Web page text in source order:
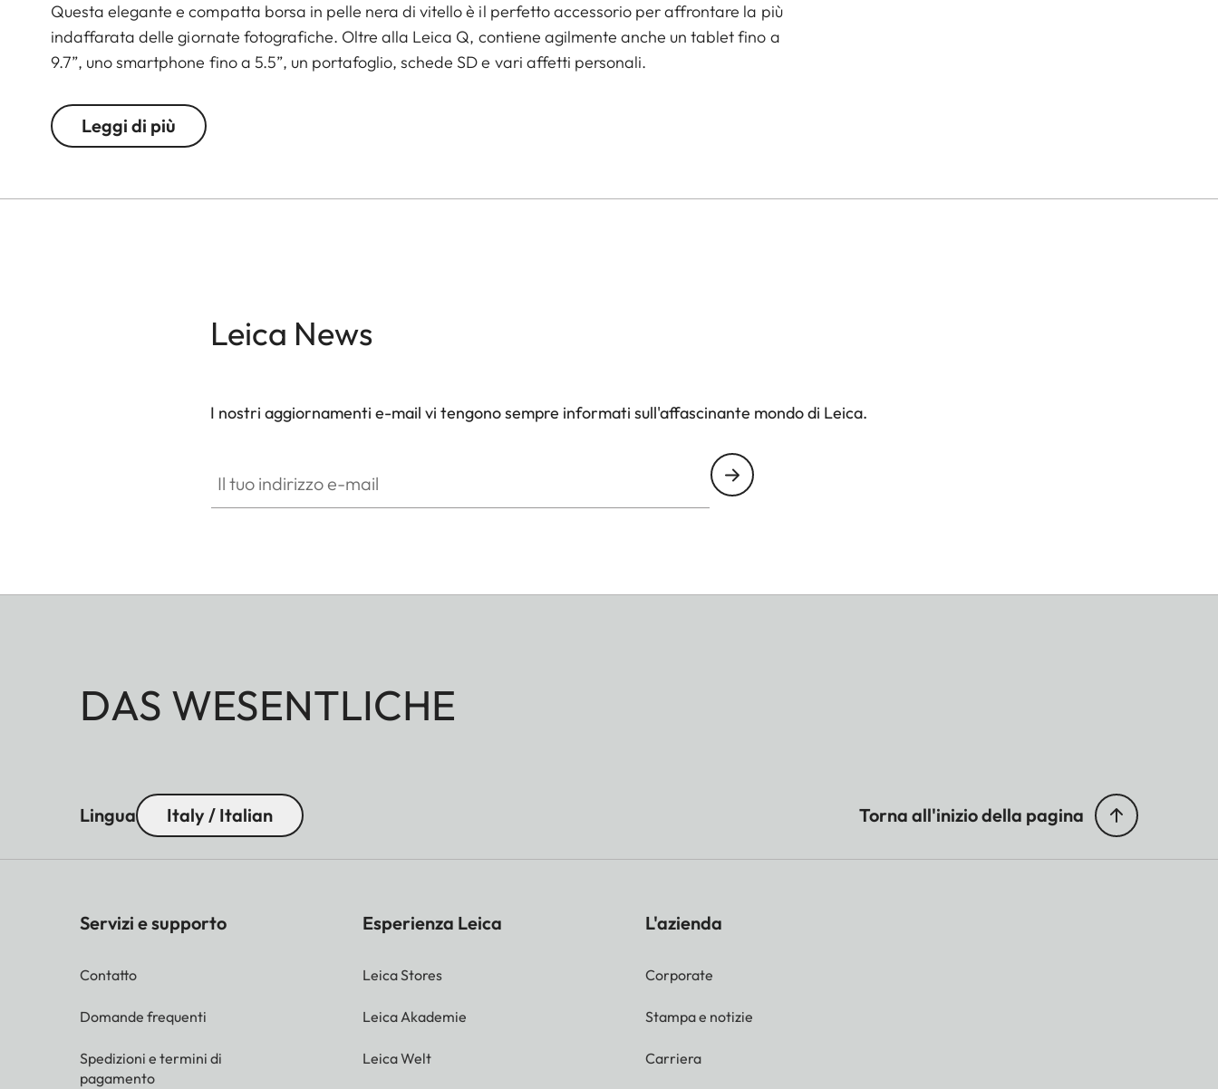
Questa elegante e compatta borsa in pelle nera di vitello è il perfetto accessorio per affrontare la più
indaffarata delle giornate fotografiche. Oltre alla Leica Q, contiene agilmente anche un tablet fino a
9.7”, uno smartphone fino a 5.5”, un portafoglio, schede SD e vari affetti personali.
Leggi di più
Leica News
I nostri aggiornamenti e-mail vi tengono sempre informati sull'affascinante mondo di Leica.
DAS WESENTLICHE
Lingua Italy / Italian Torna all'inizio della pagina
Servizi e supporto
Contatto
Domande frequenti
Spedizioni e termini di
pagamento
Esperienza Leica
Leica Stores
Leica Akademie
Leica Welt
L'azienda
Corporate
Stampa e notizie
Carriera